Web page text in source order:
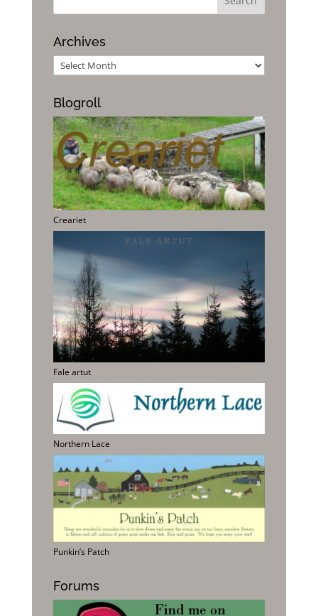
Archives
Archives
Blogroll
Creariet
Fale artut
Northern Lace
Punkin’s Patch
Forums